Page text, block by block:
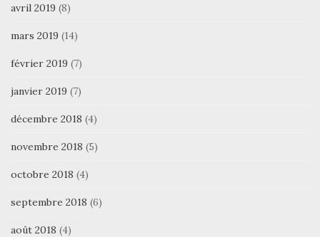
avril 2019 (8)
mars 2019 (14)
février 2019 (7)
janvier 2019 (7)
décembre 2018 (4)
novembre 2018 (5)
octobre 2018 (4)
septembre 2018 (6)
août 2018 (4)